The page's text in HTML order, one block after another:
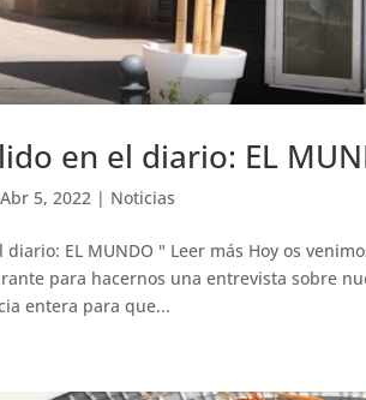
en el diario: EL
Abr 5, 2022 | Noticias
diario: EL MUNDO " Leer más Hoy os
para hacernos una entrevista sobre
entera para que...